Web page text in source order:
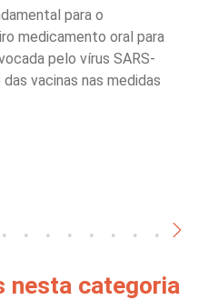
para o
medicamento oral para
pelo vírus SARS-
vacinas nas medidas
nesta categoria